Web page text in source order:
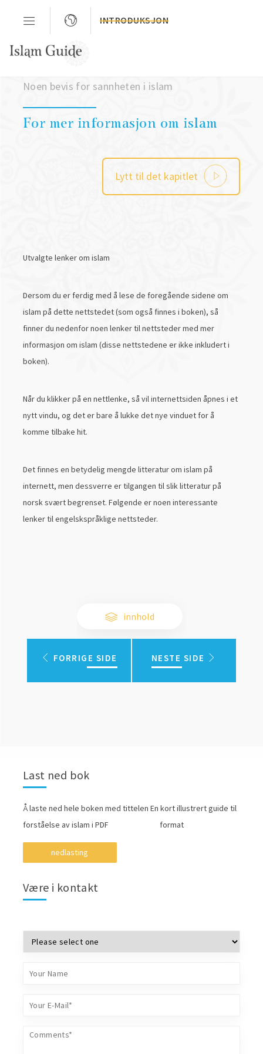
INTRODUKSJON
Noen bevis for sannheten i islam
For mer informasjon om islam
Lytt til det kapitlet
Utvalgte lenker om islam
Dersom du er ferdig med å lese de foregående sidene om
islam på dette nettstedet (som også finnes i boken), så
finner du nedenfor noen lenker til nettsteder med mer
informasjon om islam (disse nettstedene er ikke inkludert i
boken).
Når du klikker på en nettlenke, så vil internettsiden åpnes i et
nytt vindu, og det er bare å lukke det nye vinduet for å
komme tilbake hit.
Det finnes en betydelig mengde litteratur om islam på
internett, men dessverre er tilgangen til slik litteratur på
norsk svært begrenset. Følgende er noen interessante
lenker til engelskspråklige nettsteder.
innhold
FORRIGE SIDE NESTE SIDE
Last ned bok
Å laste ned hele boken med tittelen En kort illustrert guide til
forståelse av islam i PDF format
nedlasting
Være i kontakt